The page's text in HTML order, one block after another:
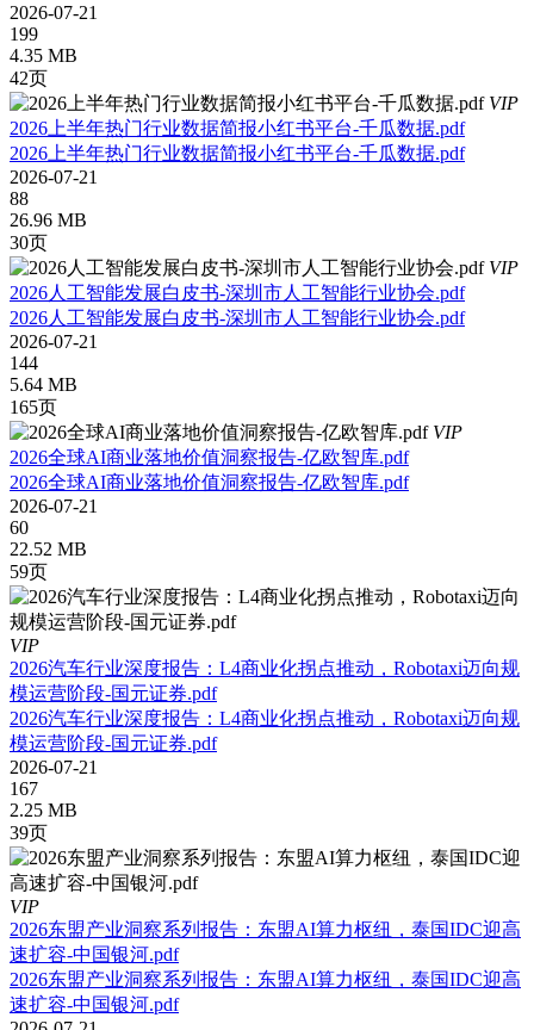
2026-07-21
199
4.35 MB
42页
VIP
2026上半年热门行业数据简报小红书平台-千瓜数据.pdf
2026上半年热门行业数据简报小红书平台-千瓜数据.pdf
2026-07-21
88
26.96 MB
30页
VIP
2026人工智能发展白皮书-深圳市人工智能行业协会.pdf
2026人工智能发展白皮书-深圳市人工智能行业协会.pdf
2026-07-21
144
5.64 MB
165页
VIP
2026全球AI商业落地价值洞察报告-亿欧智库.pdf
2026全球AI商业落地价值洞察报告-亿欧智库.pdf
2026-07-21
60
22.52 MB
59页
VIP
2026汽车行业深度报告：L4商业化拐点推动，Robotaxi迈向规
模运营阶段-国元证券.pdf
2026汽车行业深度报告：L4商业化拐点推动，Robotaxi迈向规
模运营阶段-国元证券.pdf
2026-07-21
167
2.25 MB
39页
VIP
2026东盟产业洞察系列报告：东盟AI算力枢纽，泰国IDC迎高
速扩容-中国银河.pdf
2026东盟产业洞察系列报告：东盟AI算力枢纽，泰国IDC迎高
速扩容-中国银河.pdf